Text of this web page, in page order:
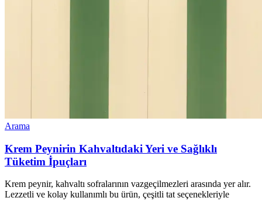
Arama
Krem Peynirin Kahvaltıdaki Yeri ve Sağlıklı
Tüketim İpuçları
Krem peynir, kahvaltı sofralarının vazgeçilmezleri arasında yer alır.
Lezzetli ve kolay kullanımlı bu ürün, çeşitli tat seçenekleriyle